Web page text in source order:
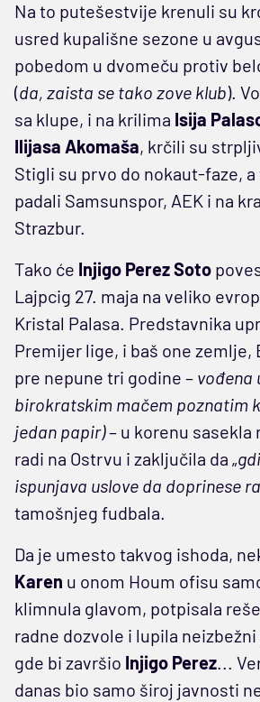
Na to putešestvije krenuli su
usred kupališne sezone u
pobedom u dvomeču protiv
(da, zaista se tako zove klub).
sa klupe, i na krilima Isija
Ilijasa Akomaša, krčili su
Stigli su prvo do nokaut-faze, a
padali Samsunspor, AEK i na
Strazbur.
Tako će Injigo Perez Soto
Lajpcig 27. maja na veliko
Kristal Palasa. Predstavnika
Premijer lige, i baš one zemlje,
pre nepune tri godine – vođena
birokratskim mačem poznatim
jedan papir)– u korenu sasekla
radi na Ostrvu i zaključila da „
ispunjava uslove da doprinese
tamošnjeg fudbala.
Da je umesto takvog ishoda,
Karen u onom Houm ofisu
klimnula glavom, potpisala
radne dozvole i lupila neizbežni
gde bi završio Injigo Perez...
danas bio samo široj javnosti